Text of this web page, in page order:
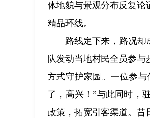
体地貌与景观分布反复论
精品环线。
路线定下来，路况
队发动当地村民全员参
方式守护家园。一位参
了，高兴！”与此同时，
政策，拓宽引客渠道。昔